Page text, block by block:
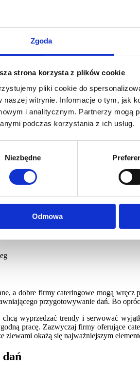
Zgoda
strona korzysta z plików cookie
pliki cookie do
naszej witrynie. Informacje o tym, jak
i analitycznym. Partnerzy mogą
podczas korzystania z ich usług.
Niezbędne
Odmowa
mikrofalowe
Parowary WMF
WMF Ekspresy do kawy WMF
i zgrzewarki WMF Naleśnikarki
i nowoczesne
a dobre firmy cateringowe mogą
usprawniającego
a dobre firmy cateringowe mogą wręcz
przygotowywanie dań. Bo
wyprzedzać trendy i serwować
pracę. Zazwyczaj firmy oferujące
zlewami okażą się najważniejszym